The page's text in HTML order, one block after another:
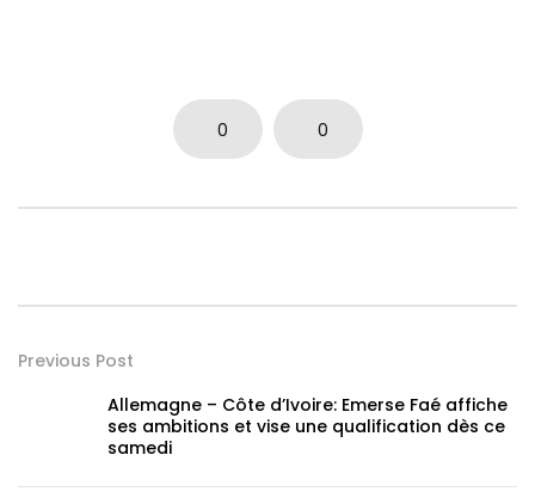
0 0
Previous Post
Allemagne – Côte d’Ivoire: Emerse Faé affiche
ses ambitions et vise une qualification dès ce
samedi